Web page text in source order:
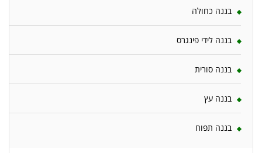
בננה כחולה
בננה לידי פינגרס
בננה סורית
בננה עץ
בננה תפוח